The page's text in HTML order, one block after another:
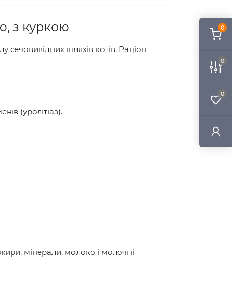
0
0
0
з куркою
сечовивідних шляхів котів. Раціон
(уролітіаз).
мінерали, молоко і молочні